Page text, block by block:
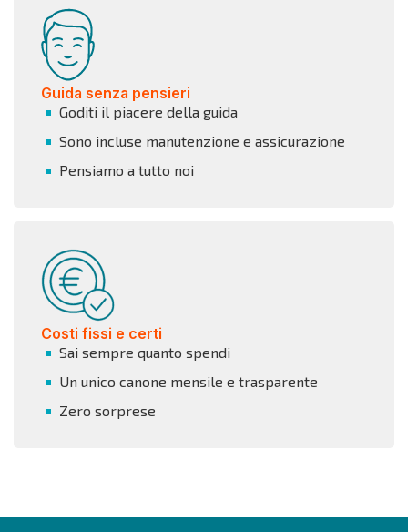
Guida senza pensieri
Goditi il piacere della guida
Sono incluse manutenzione e assicurazione
Pensiamo a tutto noi
Costi fissi e certi
Sai sempre quanto spendi
Un unico canone mensile e trasparente
Zero sorprese